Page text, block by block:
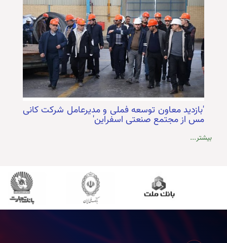
'بازدید معاون توسعه فملی و مدیرعامل شرکت کانی
مس از مجتمع صنعتی اسفراین'
بیشتر...